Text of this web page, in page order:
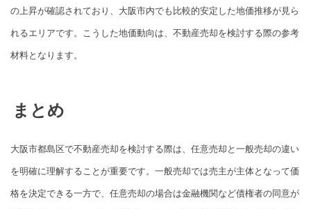
の上昇が確認されており、大阪市内でも比較的安定した地価推移が見ら
れるエリアです。こうした地価動向は、不動産売却を検討する際の参考
材料となります。
まとめ
大阪市都島区で不動産売却を検討する際は、任意売却と一般売却の違い
を明確に理解することが重要です。一般売却では売主が主体となって価
格を決定できる一方で、任意売却の場合は金融機関など債権者の同意が